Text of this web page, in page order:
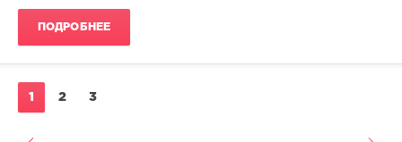
ПОДРОБНЕЕ
1 2 3